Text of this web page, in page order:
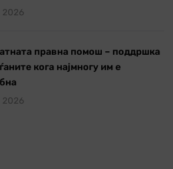
2026
правна помош – поддршка
кога најмногу им е
2026